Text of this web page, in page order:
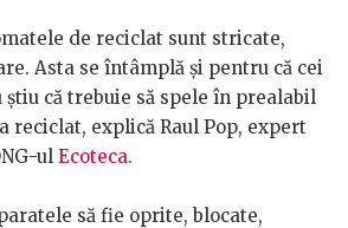
de reciclat sunt stricate,
Asta se întâmplă și pentru că cei
știu că trebuie să spele în prealabil
reciclat, explică Raul Pop, expert
ul Ecoteca.
să fie oprite, blocate,